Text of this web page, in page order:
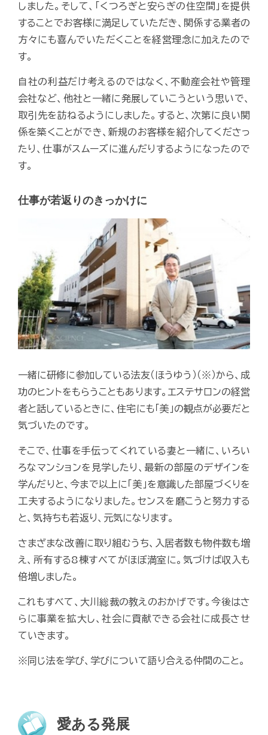
しました。そして、「くつろぎと安らぎの住空間」を提供
することでお客様に満足していただき、関係する業者の
方々にも喜んでいただくことを経営理念に加えたので
す。
自社の利益だけ考えるのではなく、不動産会社や管理
会社など、他社と一緒に発展していこうという思いで、
取引先を訪ねるようにしました。すると、次第に良い関
係を築くことができ、新規のお客様を紹介してくださっ
たり、仕事がスムーズに進んだりするようになったので
す。
仕事が若返りのきっかけに
一緒に研修に参加している法友（ほうゆう）（※）から、成
功のヒントをもらうこともあります。エステサロンの経営
者と話しているときに、住宅にも「美」の観点が必要だと
気づいたのです。
そこで、仕事を手伝ってくれている妻と一緒に、いろい
ろなマンションを見学したり、最新の部屋のデザインを
学んだりと、今まで以上に「美」を意識した部屋づくりを
工夫するようになりました。センスを磨こうと努力する
と、気持ちも若返り、元気になります。
さまざまな改善に取り組むうち、入居者数も物件数も増
え、所有する8棟すべてがほぼ満室に。気づけば収入も
倍増しました。
これもすべて、大川総裁の教えのおかげです。今後はさ
らに事業を拡大し、社会に貢献できる会社に成長させ
ていきます。
※同じ法を学び、学びについて語り合える仲間のこと。
愛ある発展